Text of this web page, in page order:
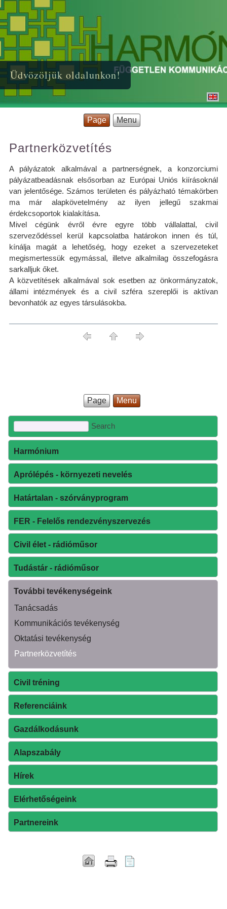
Üdvözöljük oldalunkon!
Page Menu
Partnerközvetítés
A pályázatok alkalmával a partnerségnek, a konzorciumi
pályázatbeadásnak elsősorban az Európai Uniós kiírásoknál
van jelentősége. Számos területen és pályázható témakörben
ma már alapkövetelmény az ilyen jellegű szakmai
érdekcsoportok kialakítása.
Mivel cégünk évről évre egyre több vállalattal, civil
szerveződéssel kerül kapcsolatba határokon innen és túl,
kínálja magát a lehetőség, hogy ezeket a szervezeteket
megismertessük egymással, illetve alkalmilag összefogásra
sarkalljuk őket.
A közvetítések alkalmával sok esetben az önkormányzatok,
állami intézmények és a civil szféra szereplői is aktívan
bevonhatók az egyes társulásokba.
Page Menu
Harmónium
Aprólépés - környezeti nevelés
Határtalan - szórványprogram
FER - Felelős rendezvényszervezés
Civil élet - rádióműsor
Tudástár - rádióműsor
További tevékenységeink
Tanácsadás
Kommunikációs tevékenység
Oktatási tevékenység
Partnerközvetítés
Civil tréning
Referenciáink
Gazdálkodásunk
Alapszabály
Hírek
Elérhetőségeink
Partnereink